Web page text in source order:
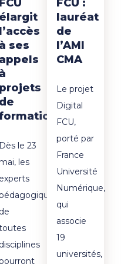
FCU
élargit
l’accès
à ses
appels
à
projets
de
Dès le 23
mai, les
experts
de
disciplines
FCU :
lauréat
de
l’AMI
CMA
Le projet
Digital
FCU,
porté par
France
Université
Numérique,
qui
associe
19
universités,